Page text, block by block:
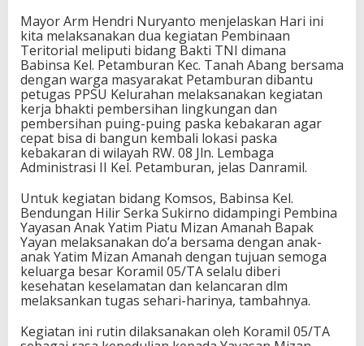
Mayor Arm Hendri Nuryanto menjelaskan Hari ini
kita melaksanakan dua kegiatan Pembinaan
Teritorial meliputi bidang Bakti TNI dimana
Babinsa Kel. Petamburan Kec. Tanah Abang bersama
dengan warga masyarakat Petamburan dibantu
petugas PPSU Kelurahan melaksanakan kegiatan
kerja bhakti pembersihan lingkungan dan
pembersihan puing-puing paska kebakaran agar
cepat bisa di bangun kembali lokasi paska
kebakaran di wilayah RW. 08 Jln. Lembaga
Administrasi II Kel. Petamburan, jelas Danramil.
Untuk kegiatan bidang Komsos, Babinsa Kel.
Bendungan Hilir Serka Sukirno didampingi Pembina
Yayasan Anak Yatim Piatu Mizan Amanah Bapak
Yayan melaksanakan do’a bersama dengan anak-
anak Yatim Mizan Amanah dengan tujuan semoga
keluarga besar Koramil 05/TA selalu diberi
kesehatan keselamatan dan kelancaran dlm
melaksankan tugas sehari-harinya, tambahnya.
Kegiatan ini rutin dilaksanakan oleh Koramil 05/TA